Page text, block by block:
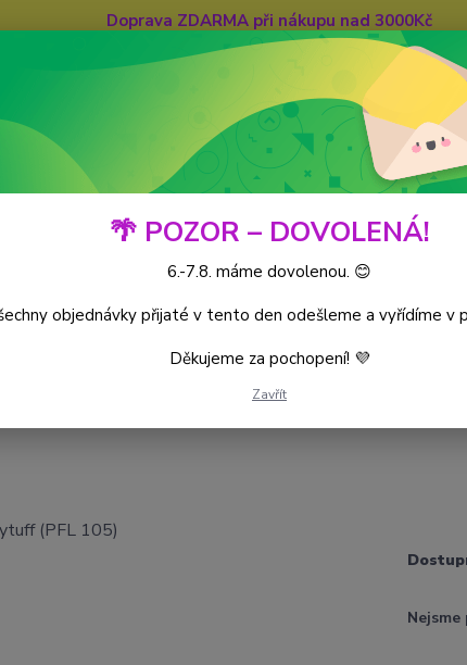
Doprava ZDARMA při nákupu nad 3000Kč
Hledat
🌴 POZOR – DOVOLENÁ!
6.-7.8. máme dovolenou. 😊
objednávky přijaté v tento den odešleme a vyřídíme v
Děkujeme za pochopení! 💜
Zavřít